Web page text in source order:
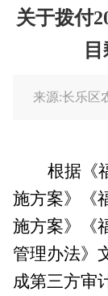
关于拨付
来源:长乐区
根据《
施方案》《
施方案》《
管理办法》
成第三方审